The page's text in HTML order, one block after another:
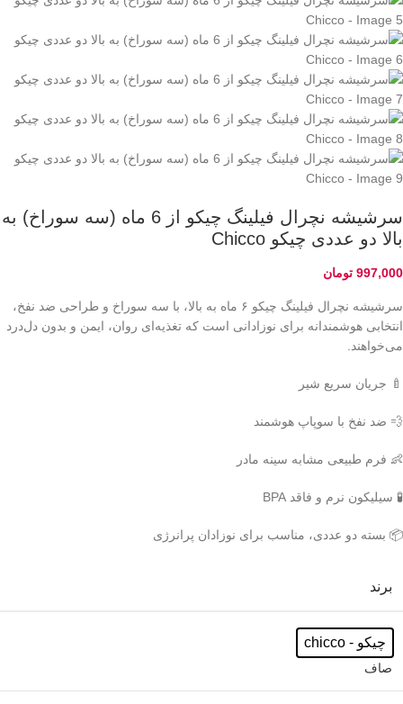
سرشیشه نچرال فیلینگ چیکو از 6 ماه (سه سوراخ) به
بالا دو عددی چیکو Chicco
997,000 تومان
سرشیشه نچرال فیلینگ چیکو ۶ ماه به بالا، با سه سوراخ و طراحی ضد نفخ،
انتخابی هوشمندانه برای نوزادانی است که تغذیه‌ای روان، ایمن و بدون دل‌درد
می‌خواهند.
🍼 جریان سریع شیر
💨 ضد نفخ با سوپاپ هوشمند
👶 فرم طبیعی مشابه سینه مادر
🧪 سیلیکون نرم و فاقد BPA
📦 بسته دو عددی، مناسب برای نوزادان پرانرژی
برند
چیکو - chicco
صاف